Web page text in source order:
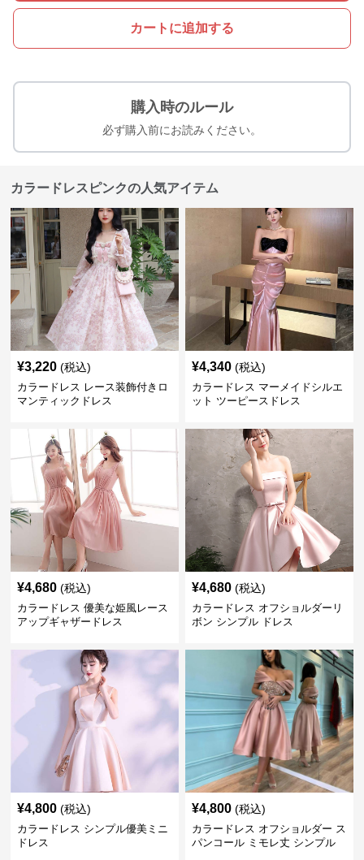
カートに追加する
購入時のルール
必ず購入前にお読みください。
カラードレスピンクの人気アイテム
¥3,220 (税込)
カラードレス レース装飾付きロ
マンティックドレス
¥4,340 (税込)
カラードレス マーメイドシルエ
ット ツーピースドレス
¥4,680 (税込)
カラードレス 優美な姫風レース
アップギャザードレス
¥4,680 (税込)
カラードレス オフショルダーリ
ボン シンプル ドレス
¥4,800 (税込)
カラードレス シンプル優美ミニ
ドレス
¥4,800 (税込)
カラードレス オフショルダー ス
パンコール ミモレ丈 シンプル